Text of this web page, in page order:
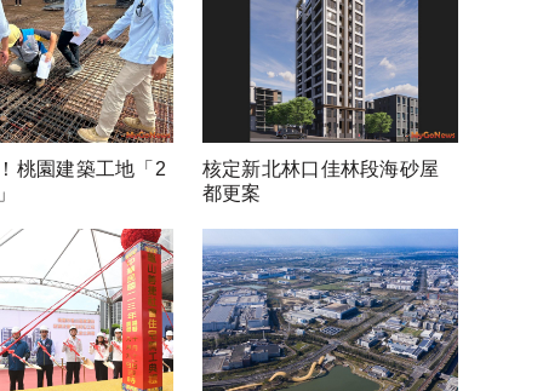
桃園建築工地「2
核定新北林口佳林段海砂屋
都更案